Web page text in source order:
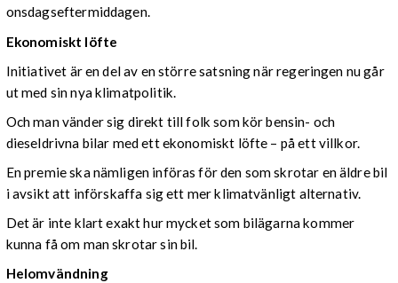
onsdagseftermiddagen.
Ekonomiskt löfte
Initiativet är en del av en större satsning när regeringen nu går
ut med sin nya klimatpolitik.
Och man vänder sig direkt till folk som kör bensin- och
dieseldrivna bilar med ett ekonomiskt löfte – på ett villkor.
En premie ska nämligen införas för den som skrotar en äldre bil
i avsikt att införskaffa sig ett mer klimatvänligt alternativ.
Det är inte klart exakt hur mycket som bilägarna kommer
kunna få om man skrotar sin bil.
Helomvändning